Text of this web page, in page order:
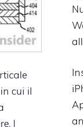
cui il
I